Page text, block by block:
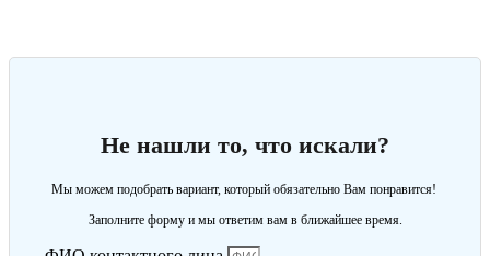
Не нашли то, что искали?
Мы можем подобрать вариант, который обязательно Вам понравится!
Заполните форму и мы ответим вам в ближайшее время.